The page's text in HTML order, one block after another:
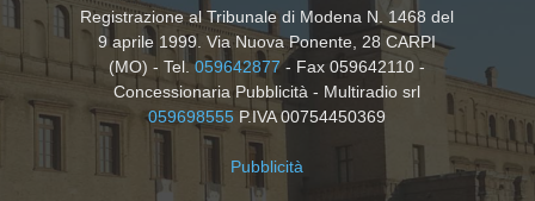
Registrazione al Tribunale di Modena N. 1468 del
9 aprile 1999. Via Nuova Ponente, 28 CARPI
(MO) - Tel.059642877- Fax 059642110 -
Concessionaria Pubblicità - Multiradio srl
059698555 P.IVA 00754450369
Pubblicità